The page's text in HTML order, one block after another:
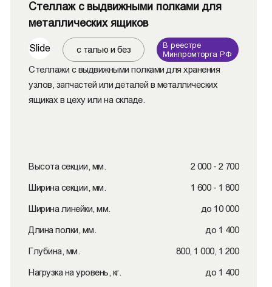
Стеллаж с выдвижными полками для
металлических ящиков
Slide с талью и без
В реестре
Минпромторга РФ
Стеллажи с выдвижными полками для хранения
узлов, запчастей или деталей в металлических
ящиках в цеху или на складе.
Высота секции, мм. 2 000 - 2 700
Ширина секции, мм. 1 600 - 1 800
Ширина линейки, мм. до 10 000
Длина полки, мм. до 1 400
Глубина, мм. 800, 1 000, 1 200
Нагрузка на уровень, кг. до 1 400